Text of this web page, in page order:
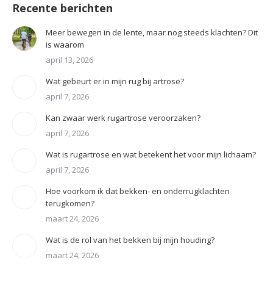
Recente berichten
Meer bewegen in de lente, maar nog steeds klachten? Dit
is waarom
april 13, 2026
Wat gebeurt er in mijn rug bij artrose?
april 7, 2026
Kan zwaar werk rugartrose veroorzaken?
april 7, 2026
Wat is rugartrose en wat betekent het voor mijn lichaam?
april 7, 2026
Hoe voorkom ik dat bekken- en onderrugklachten
terugkomen?
maart 24, 2026
Wat is de rol van het bekken bij mijn houding?
maart 24, 2026